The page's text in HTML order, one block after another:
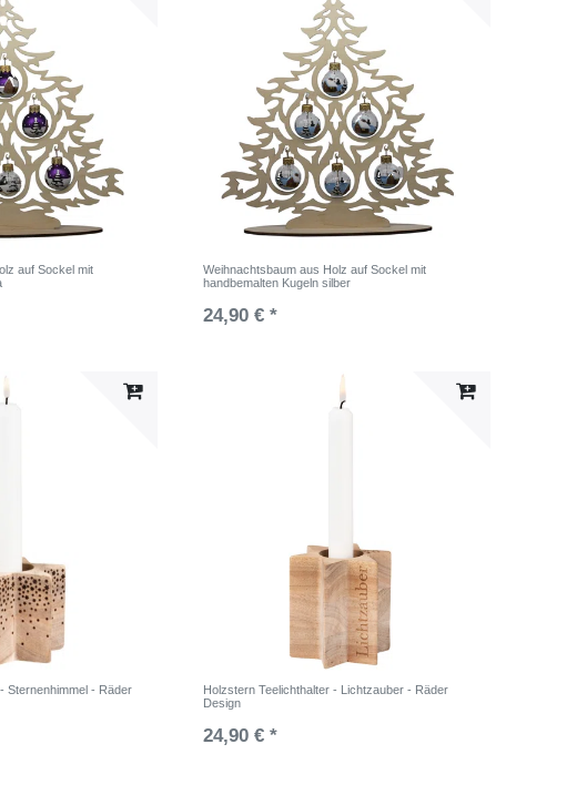
auf Sockel mit
Weihnachtsbaum aus Holz auf Sockel mit
handbemalten Kugeln silber
24,90 € *
Sternenhimmel - Räder
Holzstern Teelichthalter - Lichtzauber - Räder
Design
24,90 € *